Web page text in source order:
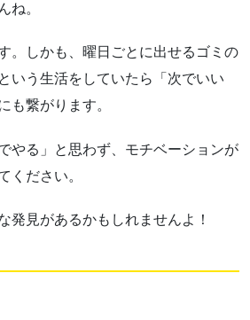
ね。
。しかも、曜日ごとに出せるゴミの
いう生活をしていたら「次でいい
も繋がります。
やる」と思わず、モチベーションが
ください。
発見があるかもしれませんよ！